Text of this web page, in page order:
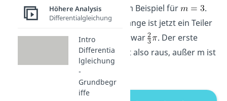
für
, zum Beispiel für
.
Die Periodenlänge ist jetzt ein Teiler
von
, und zwar
. Der erste
Summand fällt also raus, außer m ist
gleich Null.
Höhere Analysis
Differentialgleichung
Intro
Differentia
lgleichung
-
Grundbegr
iffe